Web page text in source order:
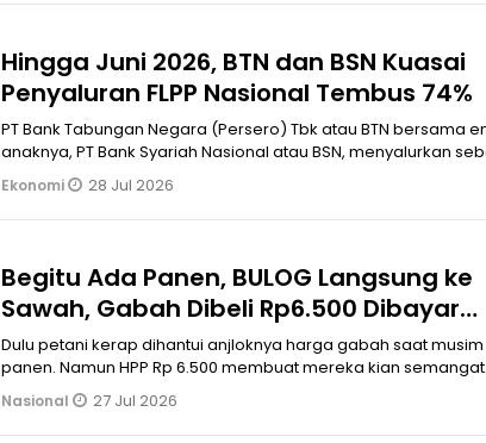
Hingga Juni 2026, BTN dan BSN Kuasai
Penyaluran FLPP Nasional Tembus 74%
PT Bank Tabungan Negara (Persero) Tbk atau BTN bersama
anaknya, PT Bank Syariah Nasional atau BSN, menyalurkan
67.518 unit
Ekonomi 28 Jul 2026
Begitu Ada Panen, BULOG Langsung ke
Sawah, Gabah Dibeli Rp6.500 Dibayar
Penuh via Transfer
Dulu petani kerap dihantui anjloknya harga gabah saat musim
panen. Namun HPP Rp 6.500 membuat mereka kian semangat
menanam padi. Apalagi Per
Nasional 27 Jul 2026